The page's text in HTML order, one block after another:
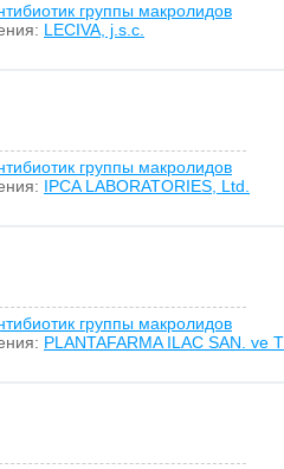
группы макролидов
LECIVA, j.s.c.
группы макролидов
IPCA LABORATORIES, Ltd.
группы макролидов
PLANTAFARMA ILAC SAN. ve